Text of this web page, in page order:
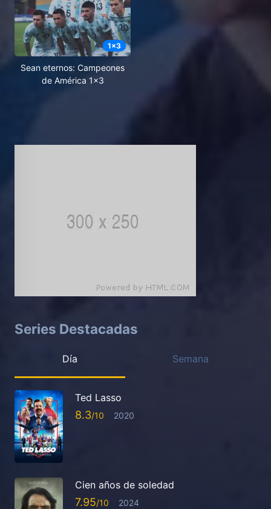
1x3
Sean eternos: Campeones
de América 1x3
Series Destacadas
Día Semana
Ted Lasso
8.3 2020
Cien años de soledad
7.95 2024